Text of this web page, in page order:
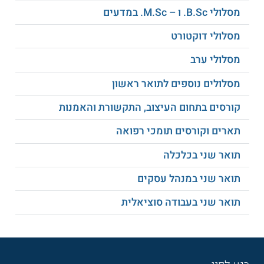
קשת נושאי הלימוד היא רבת גוונים ורבדים. החוג לתולדות
האמנות שבאוניברסיטת חיפה מציע לכם אפשרויות בחירה מתוך
קורסים מיוחדים ומרתקים וביניהם:
ביתני תערוכה נודעים
ארכיטקטורה בעולם היווני
היבטים בתקשורת כתרבות
המיתולוגיה הפרסית בראי אמנות האסלאם
מסלולי B.Sc. ו – M.Sc. במדעים
מסלולי דוקטורט
מסלולי ערב
מסלולים נוספים לתואר ראשון
קורסים בתחום העיצוב, התקשורת והאמנות
תארים וקורסים תומכי רפואה
תואר שני בכלכלה
תואר שני במנהל עסקים
תואר שני בעבודה סוציאלית